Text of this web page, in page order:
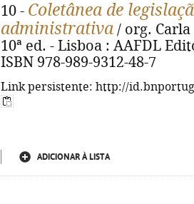
10 - Coletânea de
administrativa / org. Carla
10ª ed. - Lisboa : AAFDL
ISBN 978-989-9312-48-7
Link persistente: http://
ADICIONAR À LISTA